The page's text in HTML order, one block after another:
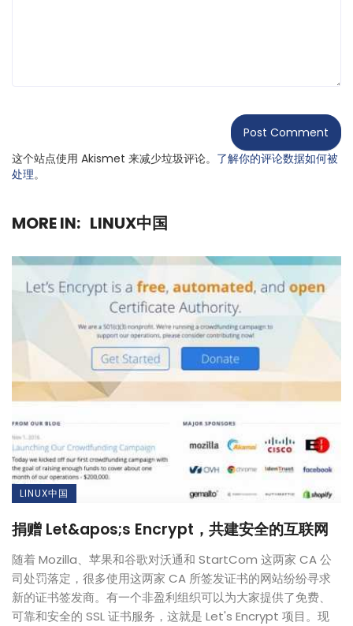
这个站点使用 Akismet 来减少垃圾评论。 了解你的评论数据如何被
处理。
MORE IN: LINUX中国
LINUX中国
捐赠 Let&apos;s Encrypt，共建安全的互联网
随着 Mozilla、苹果和谷歌对沃通和 StartCom 这两家 CA 公
司处罚落定，很多使用这两家 CA 所签发证书的网站纷纷寻求
新的证书签发商。有一个非盈利组织可以为大家提供了免费、
可靠和安全的 SSL 证书服务，这就是 Let's Encrypt 项目。现